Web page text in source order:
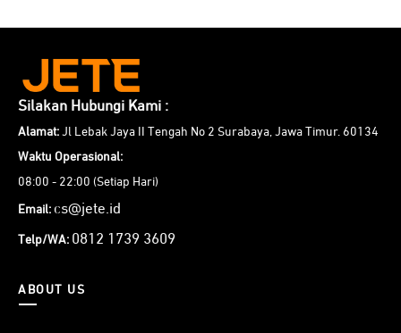
Silakan Hubungi Kami :
Alamat: Jl Lebak Jaya II Tengah No 2 Surabaya, Jawa Timur. 60134
Waktu Operasional:
08:00 - 22:00 (Setiap Hari)
Email: cs@jete.id
Telp/WA: 0812 1739 3609
ABOUT US